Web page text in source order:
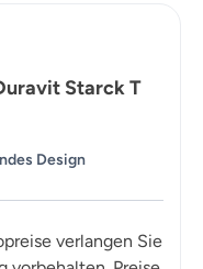
Starck T
Design
verlangen Sie